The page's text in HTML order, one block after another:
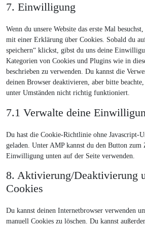
7. Einwilligung
Wenn du unsere Website das erste Mal
mit einer Erklärung über Cookies. Sobald du
speichern“ klickst, gibst du uns deine
Kategorien von Cookies und Plugins wie in
beschrieben zu verwenden. Du kannst die
deinen Browser deaktivieren, aber bitte beachte,
unter Umständen nicht richtig funktioniert.
7.1 Verwalte deine
Du hast die Cookie-Richtlinie ohne Javascript-
geladen. Unter AMP kannst du den Button zum
Einwilligung unten auf der Seite verwenden.
8. Aktivierung/Deaktivierung
Cookies
Du kannst deinen Internetbrowser verwenden
manuell Cookies zu löschen. Du kannst